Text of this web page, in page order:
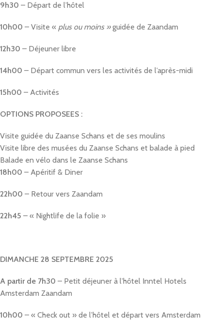
9h30 – Départ de l’hôtel
10h00 – Visite « plus ou moins »guidée de Zaandam
12h30 – Déjeuner libre
14h00 – Départ commun vers les activités de l’après-midi
15h00 – Activités
OPTIONS PROPOSEES :
Visite guidée du Zaanse Schans et de ses moulins
Visite libre des musées du Zaanse Schans et balade à pied
Balade en vélo dans le Zaanse Schans
18h00 – Apéritif & Diner
22h00 – Retour vers Zaandam
22h45 – « Nightlife de la folie »
DIMANCHE 28 SEPTEMBRE 2025
A partir de 7h30 – Petit déjeuner à l’hôtel Inntel Hotels
Amsterdam Zaandam
10h00 – « Check out » de l’hôtel et départ vers Amsterdam